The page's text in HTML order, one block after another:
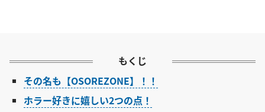
もくじ
その名も【OSOREZONE】！！
ホラー好きに嬉しい2つの点！